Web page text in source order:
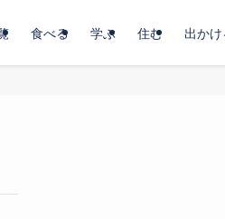
食べる 学ぶ 住む 出かけ